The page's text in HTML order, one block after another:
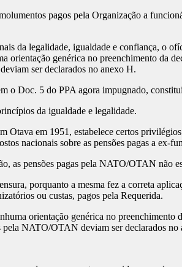
pagos pela Organização a
da legalidade, igualdade e confiança, o
orientação genérica no preenchimento da
ser declarados no anexo H.
Doc. 5 do PPA agora impugnado,
da igualdade e legalidade.
em 1951, estabelece certos
nacionais sobre as pensões pagas a ex-
as pensões pagas pela NATO/OTAN não
porquanto a mesma fez a correta
ou custas, pagos pela Requerida.
orientação genérica no preenchimento
NATO/OTAN deviam ser declarados